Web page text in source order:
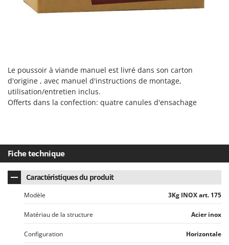
Scies alternatives à batterie
Sécateurs pneumatiques
Semoirs et Épandeurs d'engrais
Socs pour tracteur
T
Taille-haies
Taille-haies à bras pour tracteur
Tarières
Tondeuses à Gazon
Tondeuses autoportées
Intex
J JOLLY ITALIA
K
KAAZ
Kemper
Keter
KitchenAid
Komo
Laica
Lampacrescia - MGM
Le poussoir à viande manuel est livré dans son carton
d'origine , avec manuel d'instructions de montage,
utilisation/entretien inclus.
Offerts dans la confection: quatre canules d'ensachage
Fiche technique
Caractéristiques du produit
Modèle 3Kg INOX art. 175
Matériau de la structure Acier inox
Configuration Horizontale